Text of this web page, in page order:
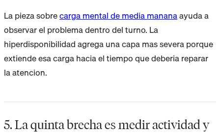
La pieza sobrecarga mental de media mananaayuda a
observar el problema dentro del turno. La
hiperdisponibilidad agrega una capa mas severa porque
extiende esa carga hacia el tiempo que deberia reparar
la atencion.
5. La quinta brecha es medir actividad y